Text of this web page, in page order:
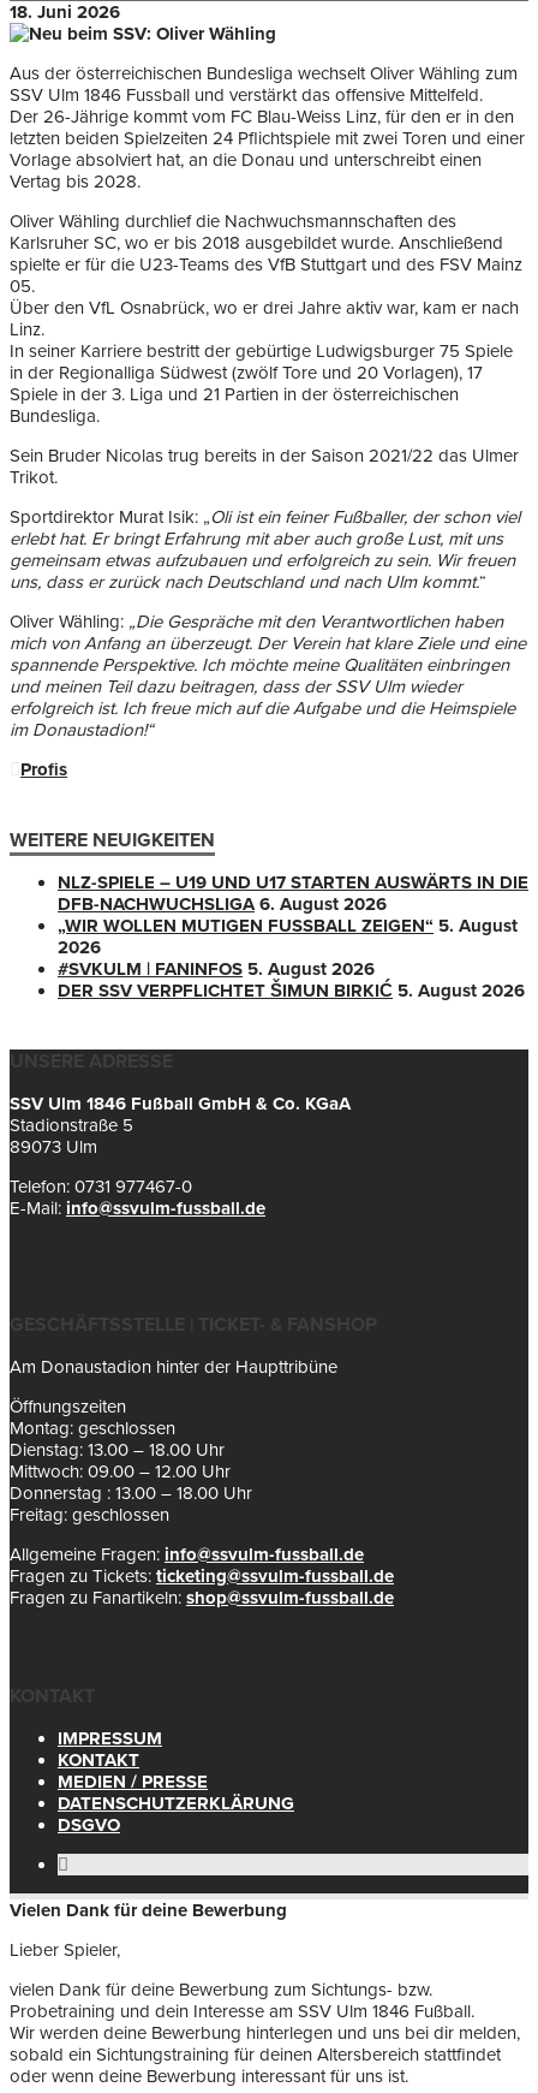
18. Juni 2026
Aus der österreichischen Bundesliga wechselt Oliver Wähling zum
SSV Ulm 1846 Fussball und verstärkt das offensive Mittelfeld.
Der 26-Jährige kommt vom FC Blau-Weiss Linz, für den er in den
letzten beiden Spielzeiten 24 Pflichtspiele mit zwei Toren und einer
Vorlage absolviert hat, an die Donau und unterschreibt einen
Vertag bis 2028.
Oliver Wähling durchlief die Nachwuchsmannschaften des
Karlsruher SC, wo er bis 2018 ausgebildet wurde. Anschließend
spielte er für die U23-Teams des VfB Stuttgart und des FSV Mainz
05.
Über den VfL Osnabrück, wo er drei Jahre aktiv war, kam er nach
Linz.
In seiner Karriere bestritt der gebürtige Ludwigsburger 75 Spiele
in der Regionalliga Südwest (zwölf Tore und 20 Vorlagen), 17
Spiele in der 3. Liga und 21 Partien in der österreichischen
Bundesliga.
Sein Bruder Nicolas trug bereits in der Saison 2021/22 das Ulmer
Trikot.
Sportdirektor Murat Isik: „Oli ist ein feiner Fußballer, der schon viel
erlebt hat. Er bringt Erfahrung mit aber auch große Lust, mit uns
gemeinsam etwas aufzubauen und erfolgreich zu sein. Wir freuen
uns, dass er zurück nach Deutschland und nach Ulm kommt.“
Oliver Wähling: „Die Gespräche mit den Verantwortlichen haben
mich von Anfang an überzeugt. Der Verein hat klare Ziele und eine
spannende Perspektive. Ich möchte meine Qualitäten einbringen
und meinen Teil dazu beitragen, dass der SSV Ulm wieder
erfolgreich ist. Ich freue mich auf die Aufgabe und die Heimspiele
im Donaustadion!“
Profis
WEITERE NEUIGKEITEN
NLZ-SPIELE – U19 UND U17 STARTEN AUSWÄRTS IN DIE
DFB-NACHWUCHSLIGA 6. August 2026
„WIR WOLLEN MUTIGEN FUSSBALL ZEIGEN“
5. August
2026
#SVKULM | FANINFOS 5. August 2026
DER SSV VERPFLICHTET ŠIMUN BIRKIĆ 5. August 2026
UNSERE ADRESSE
SSV Ulm 1846 Fußball GmbH & Co. KGaA
Stadionstraße 5
89073 Ulm
Telefon: 0731 977467-0
E-Mail: info@ssvulm-fussball.de
GESCHÄFTSSTELLE | TICKET- & FANSHOP
Am Donaustadion hinter der Haupttribüne
Öffnungszeiten
Montag: geschlossen
Dienstag: 13.00 – 18.00 Uhr
Mittwoch: 09.00 – 12.00 Uhr
Donnerstag : 13.00 – 18.00 Uhr
Freitag: geschlossen
Allgemeine Fragen: info@ssvulm-fussball.de
Fragen zu Tickets: ticketing@ssvulm-fussball.de
Fragen zu Fanartikeln: shop@ssvulm-fussball.de
KONTAKT
IMPRESSUM
KONTAKT
MEDIEN / PRESSE
DATENSCHUTZERKLÄRUNG
DSGVO
Vielen Dank für deine Bewerbung
Lieber Spieler,
vielen Dank für deine Bewerbung zum Sichtungs- bzw.
Probetraining und dein Interesse am SSV Ulm 1846 Fußball.
Wir werden deine Bewerbung hinterlegen und uns bei dir melden,
sobald ein Sichtungstraining für deinen Altersbereich stattfindet
oder wenn deine Bewerbung interessant für uns ist.